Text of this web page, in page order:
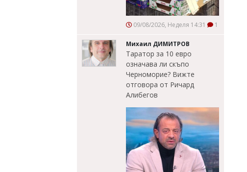
09/08/2026, Неделя 14:31 1
Михаил ДИМИТРОВ
Таратор за 10 евро
означава ли скъпо
Черноморие? Вижте
отговора от Ричард
Алибегов